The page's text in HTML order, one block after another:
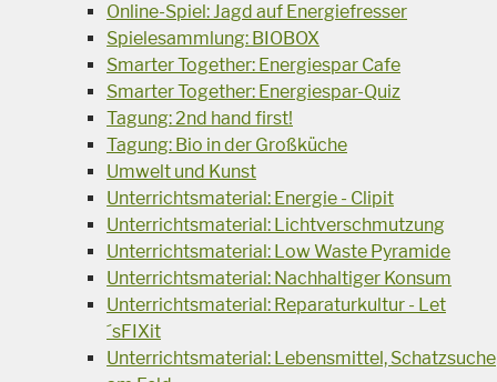
Online-Spiel: Jagd auf Energiefresser
Spielesammlung: BIOBOX
Smarter Together: Energiespar Cafe
Smarter Together: Energiespar-Quiz
Tagung: 2nd hand first!
Tagung: Bio in der Großküche
Umwelt und Kunst
Unterrichtsmaterial: Energie - Clipit
Unterrichtsmaterial: Lichtverschmutzung
Unterrichtsmaterial: Low Waste Pyramide
Unterrichtsmaterial: Nachhaltiger Konsum
Unterrichtsmaterial: Reparaturkultur - Let
´sFIXit
Unterrichtsmaterial: Lebensmittel, Schatzsuche